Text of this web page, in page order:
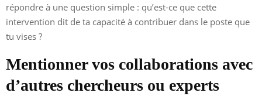
répondre à une question simple : qu’est-ce que cette
intervention dit de ta capacité à contribuer dans le poste que
tu vises ?
Mentionner vos collaborations avec
d’autres chercheurs ou experts